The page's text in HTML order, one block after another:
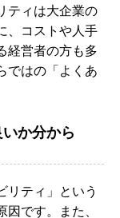
ティは大企業の
、コストや人手
経営者の方も多
ではの「よくあ
か分から
リティ」という
です。また、